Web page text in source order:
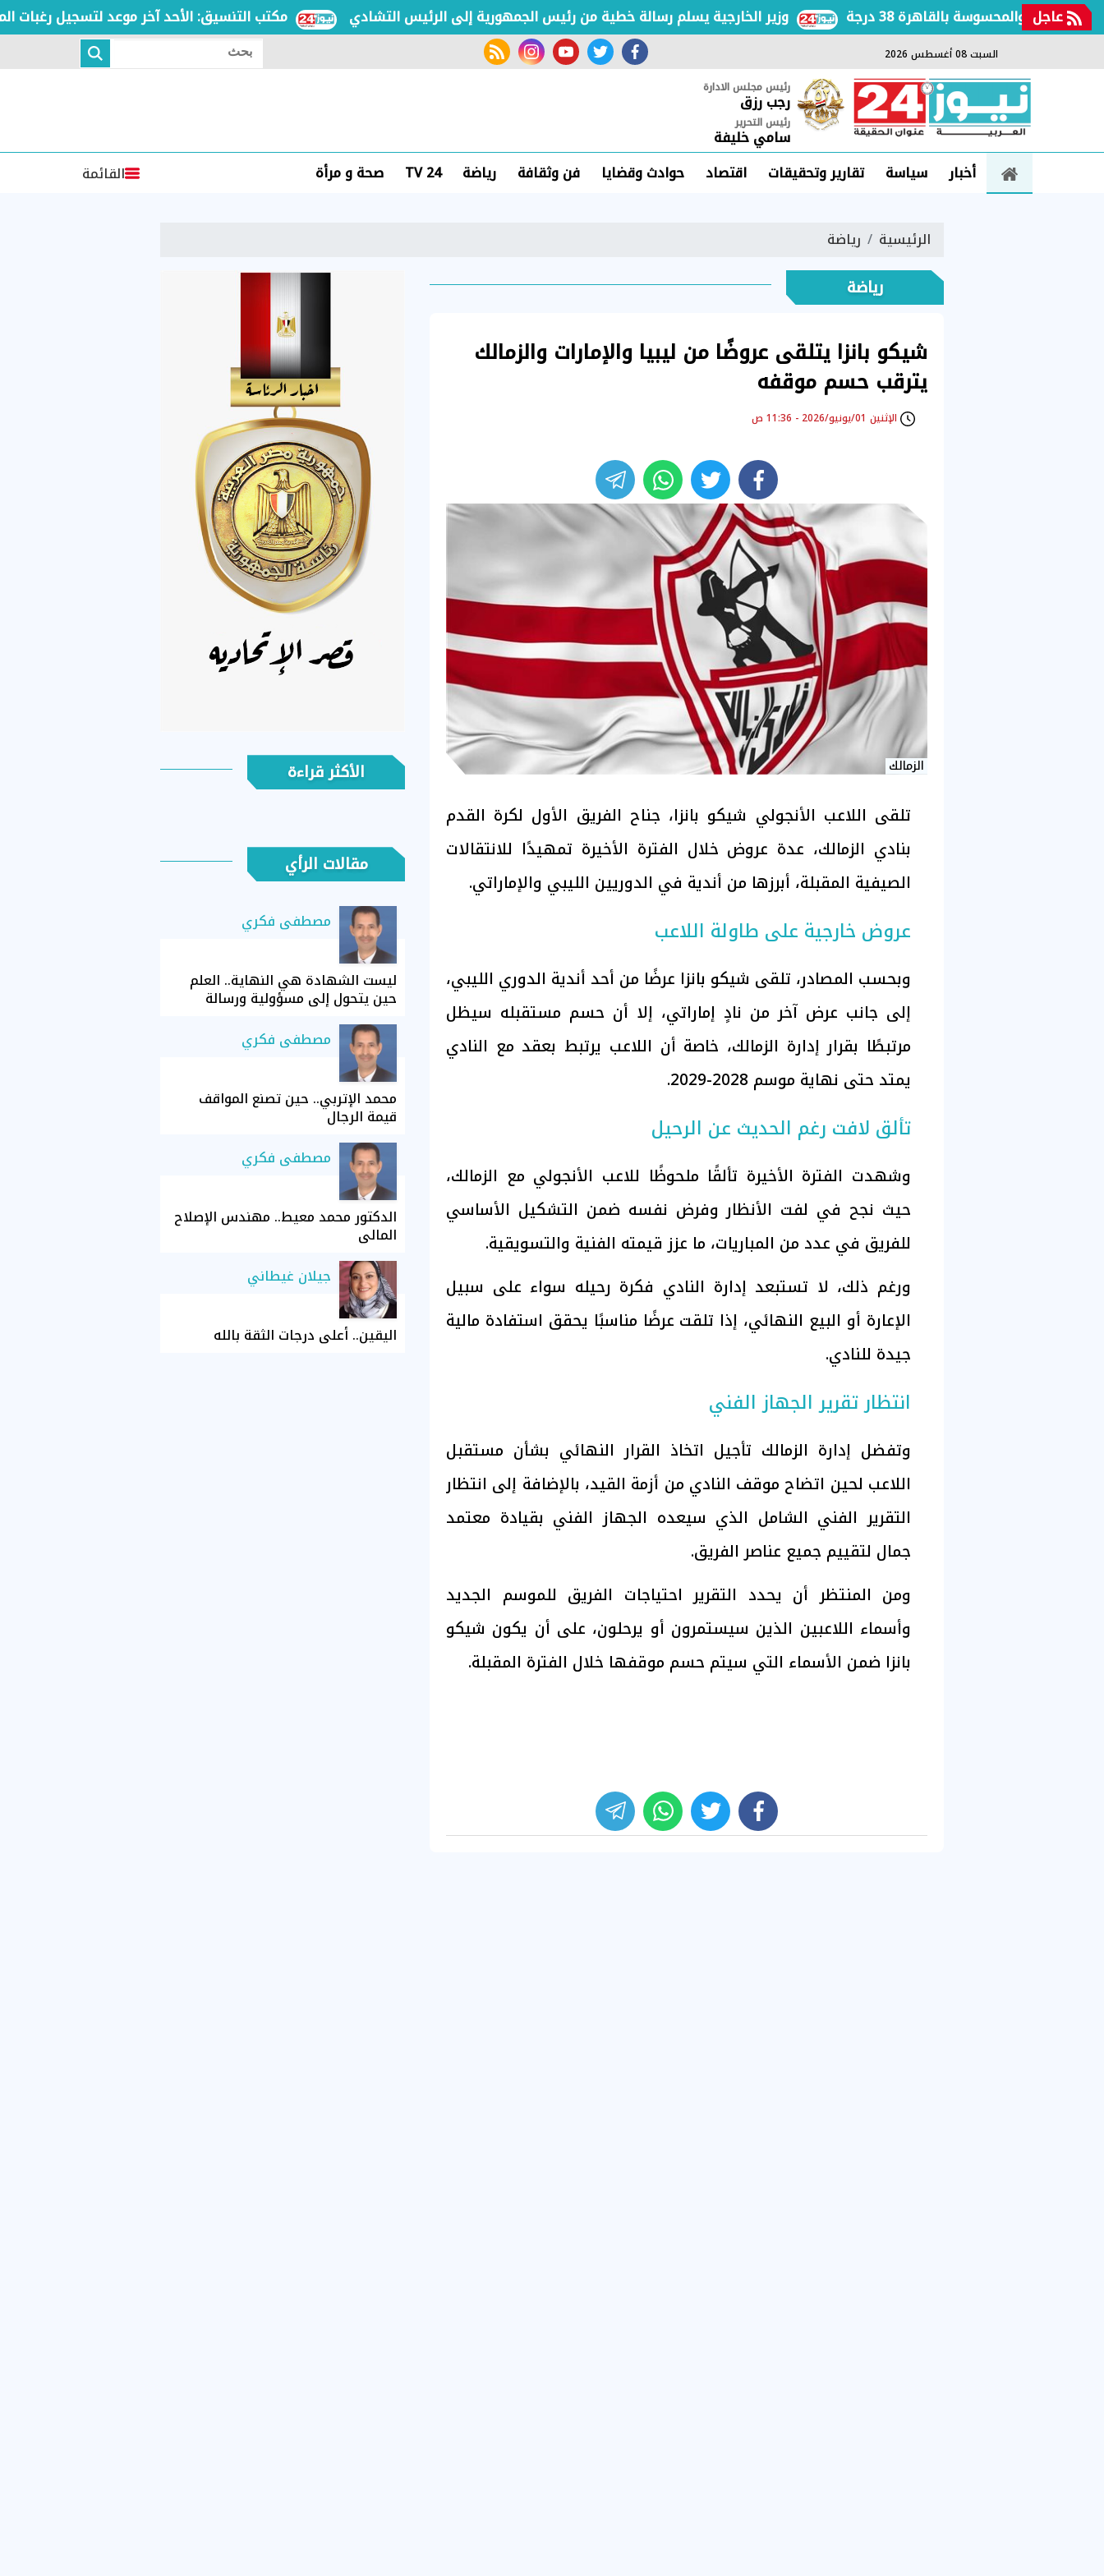
عاجل مكتب التنسيق: الأحد آخر موعد لتسجيل رغبات وزير الخارجية يسلم رسالة خطية من رئيس الجمهورية إلى الرئيس التشادي والمحسوسة بالقاهرة 38 درجة
السبت 08 أغسطس 2026 facebook
twitter
youtube
instagram
rss feed
بحث
رئيس مجلس الادارة
رجب رزق
رئيس التحرير
سامي خليفة
أخبار
سياسة تقارير وتحقيقات اقتصاد حوادث وقضايا فن وثقافة رياضة TV 24 صحة و مرأة القائمة
الرئيسية رياضة
رياضة
شيكو بانزا يتلقى عروضًا من ليبيا والإمارات والزمالك
يترقب حسم موقفه
الإثنين 01/يونيو/2026 - 11:36 ص
الزمالك
تلقى اللاعب الأنجولي شيكو بانزا، جناح الفريق الأول لكرة القدم
بنادي الزمالك، عدة عروض خلال الفترة الأخيرة تمهيدًا للانتقالات
الصيفية المقبلة، أبرزها من أندية في الدوريين الليبي والإماراتي.
عروض خارجية على طاولة اللاعب
وبحسب المصادر، تلقى شيكو بانزا عرضًا من أحد أندية الدوري الليبي،
إلى جانب عرض آخر من نادٍ إماراتي، إلا أن حسم مستقبله سيظل
مرتبطًا بقرار إدارة الزمالك، خاصة أن اللاعب يرتبط بعقد مع النادي
يمتد حتى نهاية موسم 2028-2029.
تألق لافت رغم الحديث عن الرحيل
وشهدت الفترة الأخيرة تألقًا ملحوظًا للاعب الأنجولي مع الزمالك،
حيث نجح في لفت الأنظار وفرض نفسه ضمن التشكيل الأساسي
للفريق في عدد من المباريات، ما عزز قيمته الفنية والتسويقية.
ورغم ذلك، لا تستبعد إدارة النادي فكرة رحيله سواء على سبيل
الإعارة أو البيع النهائي، إذا تلقت عرضًا مناسبًا يحقق استفادة مالية
جيدة للنادي.
انتظار تقرير الجهاز الفني
وتفضل إدارة الزمالك تأجيل اتخاذ القرار النهائي بشأن مستقبل
اللاعب لحين اتضاح موقف النادي من أزمة القيد، بالإضافة إلى انتظار
التقرير الفني الشامل الذي سيعده الجهاز الفني بقيادة معتمد
جمال لتقييم جميع عناصر الفريق.
ومن المنتظر أن يحدد التقرير احتياجات الفريق للموسم الجديد
وأسماء اللاعبين الذين سيستمرون أو يرحلون، على أن يكون شيكو
بانزا ضمن الأسماء التي سيتم حسم موقفها خلال الفترة المقبلة.
الأكثر قراءة
مقالات الرأي
مصطفى فكري
ليست الشهادة هي النهاية.. العلم
حين يتحول إلى مسؤولية ورسالة
مصطفى فكري
محمد الإتربي.. حين تصنع المواقف
قيمة الرجال
مصطفى فكري
الدكتور محمد معيط.. مهندس الإصلاح
المالي
جيلان غيطاني
اليقين.. أعلى درجات الثقة بالله